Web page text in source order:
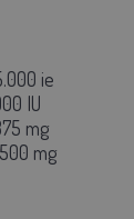
ie
IU
mg
mg